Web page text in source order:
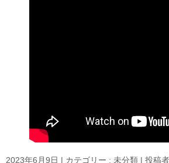
2023年6月9日 | カテゴリー : 未分類 | 投稿